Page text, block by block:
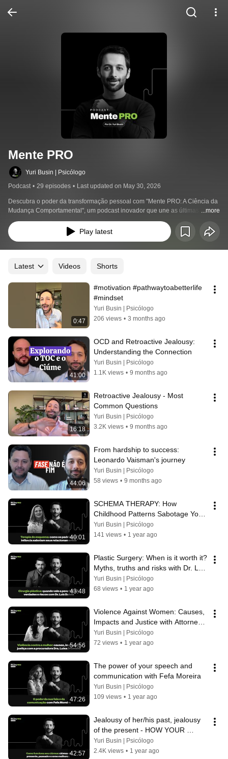
Mente PRO
Yuri Busin | Psicólogo
Podcast • 29 episodes • Last updated on May 30, 2026
Descubra o poder da transformação pessoal com "Mente PRO: A Ciência da
Mudança Comportamental", um podcast inovador que une as últimas
descobertas científicas às práticas comprovadas do Método PRO para
promover o crescimento pessoal e a mudança comportamental. A cada
episódio, mergulhamos fundo nas técnicas que moldam a mente,
estratégias eficazes para ajudá-lo a alcançar uma vida mais plena e
...more
Play latest
Latest Videos Shorts
0:47
#motivation #pathwaytoabetterlife
#mindset
Yuri Busin | Psicólogo
206 views • 3 months ago
41:00
OCD and Retroactive Jealousy:
Understanding the Connection
Yuri Busin | Psicólogo
1.1K views • 9 months ago
16:18
Retroactive Jealousy - Most
Common Questions
Yuri Busin | Psicólogo
3.2K views • 9 months ago
44:06
From hardship to success:
Leonardo Vaisman's journey
Yuri Busin | Psicólogo
58 views • 9 months ago
40:01
SCHEMA THERAPY: How
Childhood Patterns Sabotage Your
Relationships
Yuri Busin | Psicólogo
141 views • 1 year ago
43:48
Plastic Surgery: When is it worth it?
Myths, truths and risks with Dr. Luiz
Daloia
Yuri Busin | Psicólogo
68 views • 1 year ago
54:56
Violence Against Women: Causes,
Impacts and Justice with Attorney
General Dr. Luisa Drumond
Yuri Busin | Psicólogo
72 views • 1 year ago
47:26
The power of your speech and
communication with Fefa Moreira
Yuri Busin | Psicólogo
109 views • 1 year ago
42:57
Jealousy of her/his past, jealousy
of the present - HOW YOUR
RETROACTIVE JEALOUSY
WORKS
Yuri Busin | Psicólogo
2.4K views • 1 year ago